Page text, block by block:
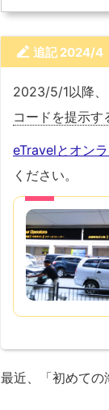
追記 2024/4
2023/5/1以降
コードを提示す
eTravelとオン
ください。
最近、「初めての